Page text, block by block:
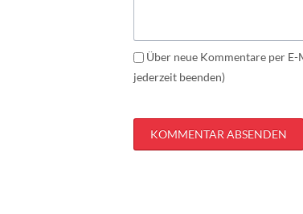
Über neue Kommentare per
jederzeit beenden)
KOMMENTAR ABSENDEN